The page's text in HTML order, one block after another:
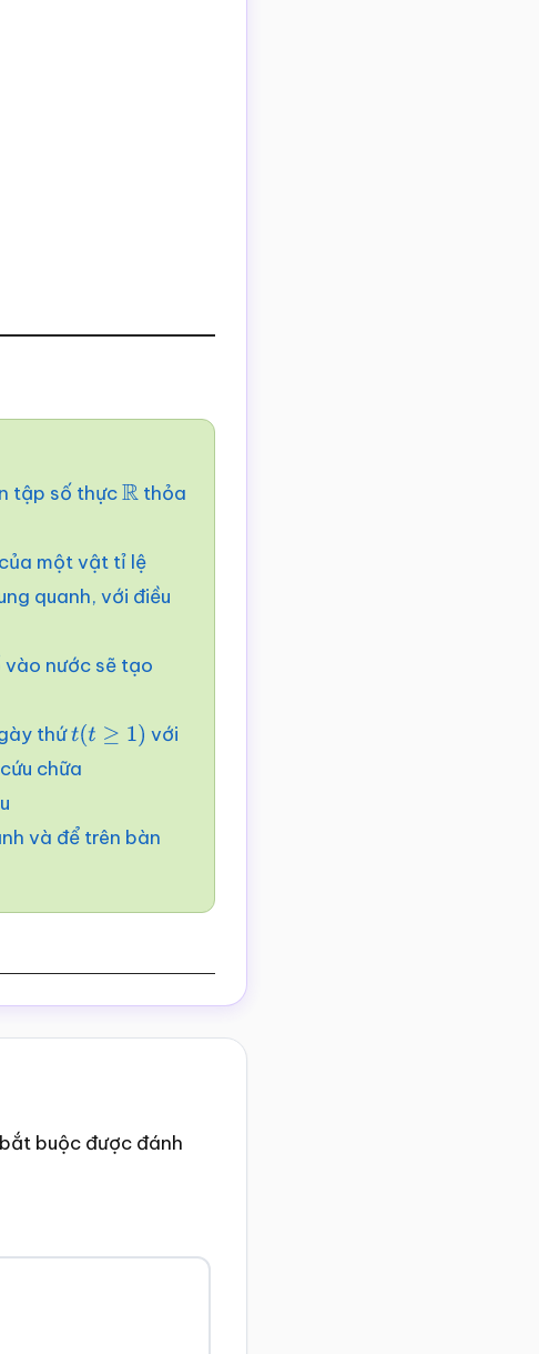
tập số thựcRthỏa
một vật tỉ lệ
quanh, với điều
vào nước sẽ tạo
thứt(t ≥1)
với
chữa
và để trên bàn
buộc được đánh